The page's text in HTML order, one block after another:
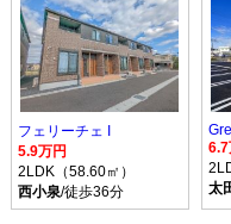
フェリーチェ I
5.9万円
2LDK（58.60㎡）
西小泉/徒歩36分
6.7
太